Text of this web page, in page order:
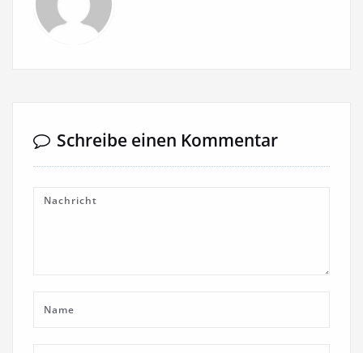
Schreibe einen Kommentar